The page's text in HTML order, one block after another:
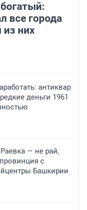
все города
них
антиквар
деньги 1961
— не рай,
с
Башкирии